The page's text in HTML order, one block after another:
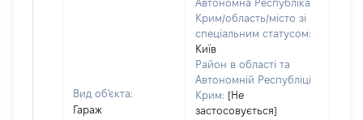
Вид об'єкта:
Гараж
Автономна Республіка
Крим/область/місто зі
спеціальним статусом:
Київ
Район в області та
Автономній Республіці
Крим: [Не
застосовується]